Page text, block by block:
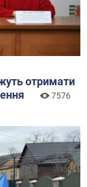
отримати
7576